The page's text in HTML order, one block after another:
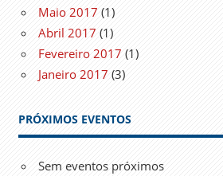
Maio 2017 (1)
Abril 2017 (1)
Fevereiro 2017 (1)
Janeiro 2017 (3)
PRÓXIMOS EVENTOS
Sem eventos próximos